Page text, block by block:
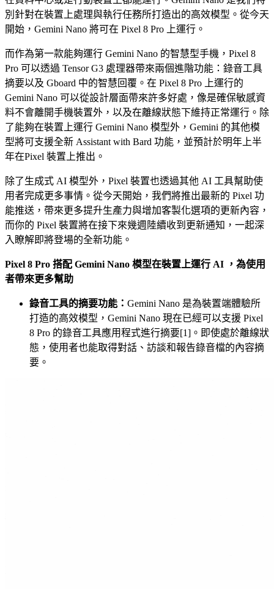
別針對在裝置上處理與執行任務所打造出的高效模型。從今天
開始，Gemini Nano 將可在 Pixel 8 Pro 上運行。
而作為第一款能夠運行 Gemini Nano 的智慧型手機，Pixel 8
Pro 可以透過 Tensor G3 處理器帶來兩個進階功能：錄音工具
摘要以及 Gboard 中的智慧回覆。在 Pixel 8 Pro 上運行的
Gemini Nano 可以從設計層面帶來許多好處，像是確保敏感資
料不會離開手機裝置外，以及在離線狀態下維持正常運行。除
了能夠在裝置上運行 Gemini Nano 模型外，Gemini 的其他模
型將可支援全新 Assistant with Bard 功能，並預計於明年上半
年在Pixel 裝置上推出。
除了生成式 AI 模型外，Pixel 裝置也透過其他 AI 工具幫助使
用者完成更多事情。從今天開始，我們將推出最新的 Pixel 功
能推送，帶來更多提升生產力與增加客製化選項的更新內容，
而你的 Pixel 裝置將在接下來幾週陸續收到更新通知，一起深
入瞭解即將登場的全新功能。
Pixel 8 Pro 搭配 Gemini Nano 模型在裝置上運行 AI ，為使用
者帶來更多幫助
錄音工具的摘要功能： Gemini Nano 是為裝置端體驗所
打造的高效模型，Gemini Nano 現在已經可以支援 Pixel
8 Pro 的錄音工具應用程式進行摘要[1]。即使處於離線狀
態，使用者也能取得對話、訪談和報告錄音檔的內容摘
要。